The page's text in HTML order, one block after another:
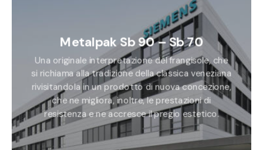
Metalpak Sb 90 – Sb 70
Una originale interpretazione del frangisole, che
si richiama alla tradizione della classica veneziana
rivisitandola in un prodotto di nuova concezione,
che ne migliora, inoltre, le prestazioni di
resistenza e ne accresce il pregio estetico.